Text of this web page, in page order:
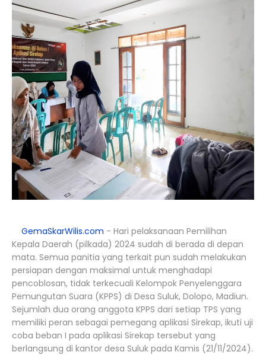
GemaSkarWilis.com - Hari pelaksanaan Pemilihan
Kepala Daerah (pilkada) 2024 sudah di berada di depan
mata. Semua panitia yang terkait pun sudah melakukan
persiapan dengan maksimal untuk menghadapi
pencoblosan, tidak terkecuali Kelompok Penyelenggara
Pemungutan Suara (KPPS) di Desa Suluk, Dolopo, Madiun.
Sejumlah dua orang anggota KPPS dari setiap TPS yang
memiliki peran sebagai pemegang aplikasi Sirekap, ikuti uji
coba beban I pada aplikasi Sirekap tersebut yang
berlangsung di kantor desa Suluk pada Kamis (21/11/2024).